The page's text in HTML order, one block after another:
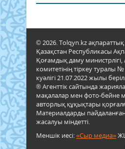
© 2026. Tolqyn.kz ақпараттық
Қазақстан Республикасы
Қоғамдық даму министрлігі,
комитетінің тіркеу туралы
куәлігі 21.07.2022 жылы
® Агенттік сайтында
мақалалар мен фото-бейне
авторлық құқықтары
Материалдарды
жасалуы міндетті.
Меншік иесі:«Сыр медиа»